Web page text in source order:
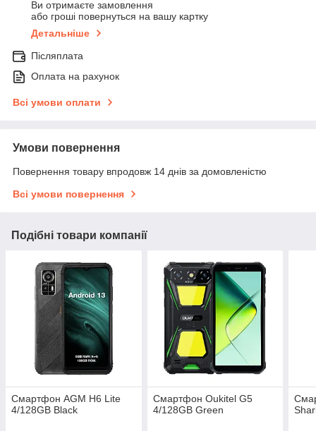
Ви отримаєте замовлення
або гроші повернуться на вашу картку
Детальніше
Післяплата
Оплата на рахунок
Всі умови оплати
Умови повернення
Повернення товару впродовж 14 днів за домовленістю
Всі умови повернення
Подібні товари компанії
Смартфон AGM H6 Lite
4/128GB Black
Смартфон Oukitel G5
4/128GB Green